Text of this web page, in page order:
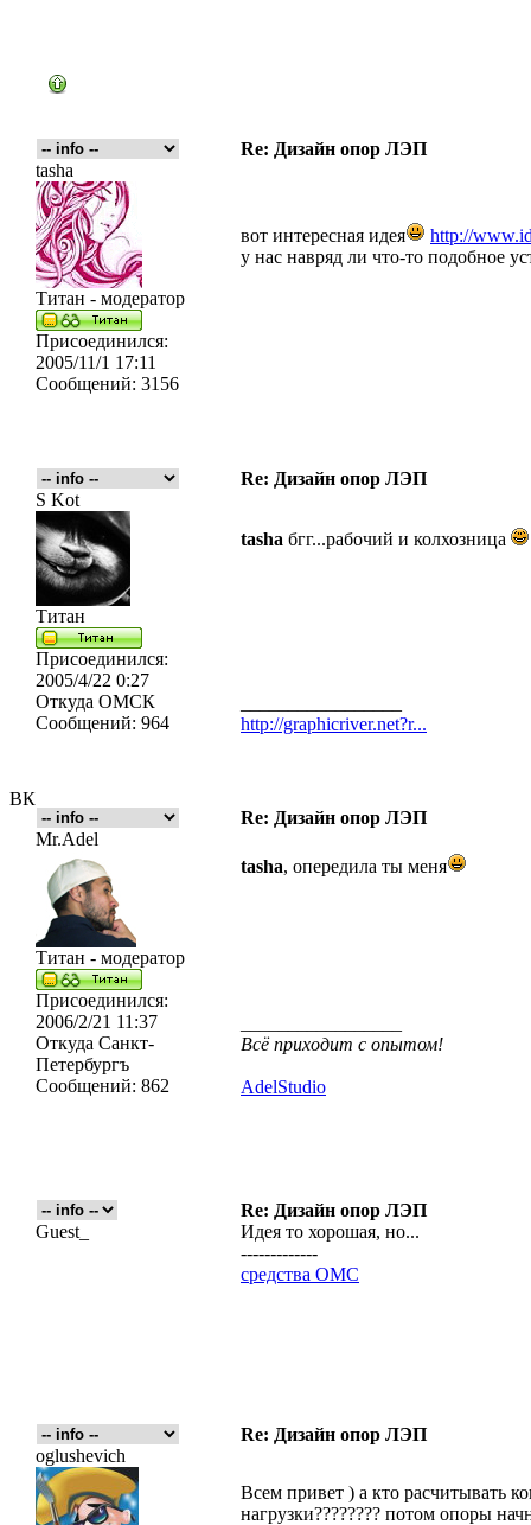
ВК
Re: Дизайн опор ЛЭП
tasha
Титан - модератор
Присоединился:
2005/11/1 17:11
Сообщений: 3156
вот интересная идея
http://
у нас навряд ли что-то подобное
Re: Дизайн опор ЛЭП
S Kot
Титан
Присоединился:
2005/4/22 0:27
Откуда ОМСК
Сообщений: 964
tasha бгг...рабочий и колхозница
http://graphicriver.net?r...
Re: Дизайн опор ЛЭП
Mr.Adel
Титан - модератор
Присоединился:
2006/2/21 11:37
Откуда Санкт-
Петербургъ
Сообщений: 862
tasha, опередила ты меня
Всё приходит с опытом!
AdelStudio
Re: Дизайн опор ЛЭП
Guest_
Идея то хорошая, но...
-------------
средства ОМС
Re: Дизайн опор ЛЭП
oglushevich
Всем привет ) а кто расчитывать
нагрузки???????? потом опоры